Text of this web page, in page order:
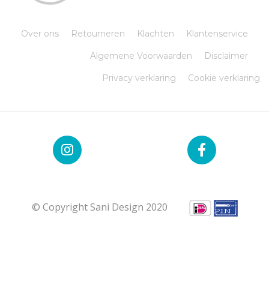
Over ons Retourneren Klachten Klantenservice
Algemene Voorwaarden Disclaimer
Privacy verklaring Cookie verklaring
© Copyright Sani Design 2020